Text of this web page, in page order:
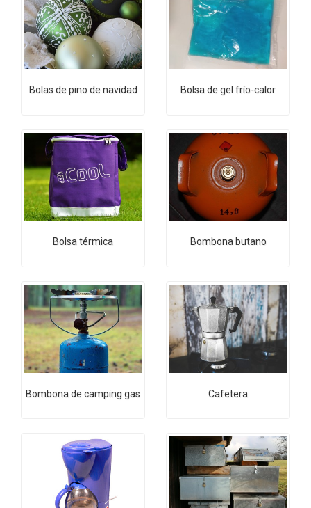
Bolas de pino de navidad Bolsa de gel frío-calor
Bolsa térmica Bombona butano
Bombona de camping gas Cafetera